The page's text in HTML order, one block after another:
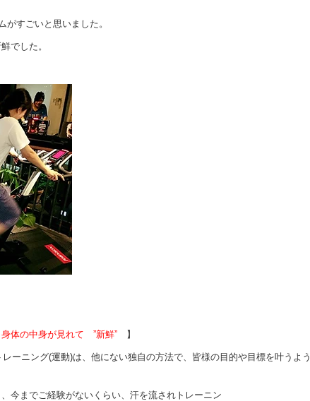
がすごいと思いました。
でした。
体の中身が見れて ”新鮮” 】
ーニング(運動)は、他にない独自の方法で、皆様の目的や目標を叶うよう
今までご経験がないくらい、汗を流されトレーニン